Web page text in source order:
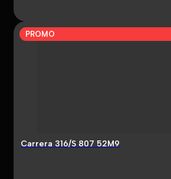
PROMO
Carrera 316/S 807 52M9